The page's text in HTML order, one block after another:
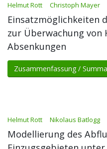
Helmut Rott Christoph Mayer
Einsatzmöglichkeiten
zur Überwachung von
Absenkungen
Zusammenfassung /
Helmut Rott Nikolaus Batlogg
Modellierung des